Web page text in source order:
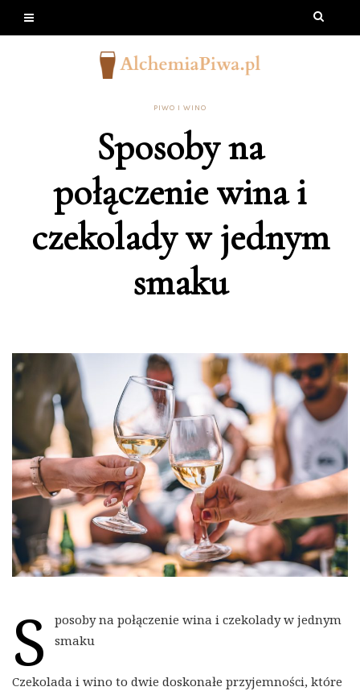
PIWO I WINO
Sposoby na
połączenie wina i
czekolady w jednym
smaku
S
posoby na połączenie wina i czekolady w jednym
smaku
Czekolada i wino to dwie doskonałe przyjemności, które